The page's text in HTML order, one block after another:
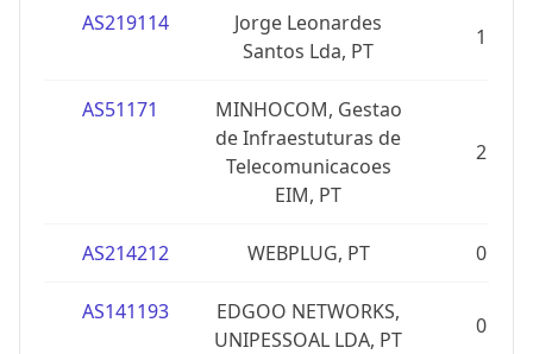
AS219114
Jorge Leonardes
Santos Lda, PT
1
AS51171
MINHOCOM, Gestao
de Infraestuturas de
Telecomunicacoes
EIM, PT
2
AS214212 WEBPLUG, PT 0
AS141193
EDGOO NETWORKS,
UNIPESSOAL LDA, PT
0